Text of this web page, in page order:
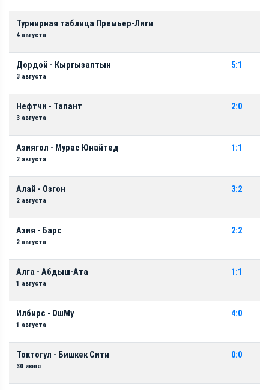
Турнирная таблица Премьер-Лиги
4 августа
Дордой - Кыргызалтын
3 августа
5:1
Нефтчи - Талант
3 августа
2:0
Азиягол - Мурас Юнайтед
2 августа
1:1
Алай - Озгон
2 августа
3:2
Азия - Барс
2 августа
2:2
Алга - Абдыш-Ата
1 августа
1:1
Илбирс - ОшМу
1 августа
4:0
Токтогул - Бишкек Сити
30 июля
0:0